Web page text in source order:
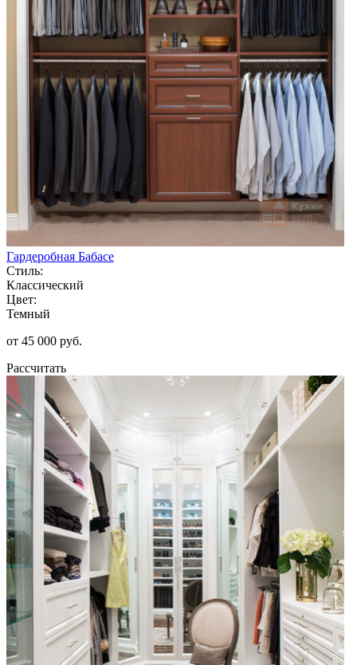
Гардеробная Бабасе
Стиль:
Классический
Цвет:
Темный
от 45 000 руб.
Рассчитать